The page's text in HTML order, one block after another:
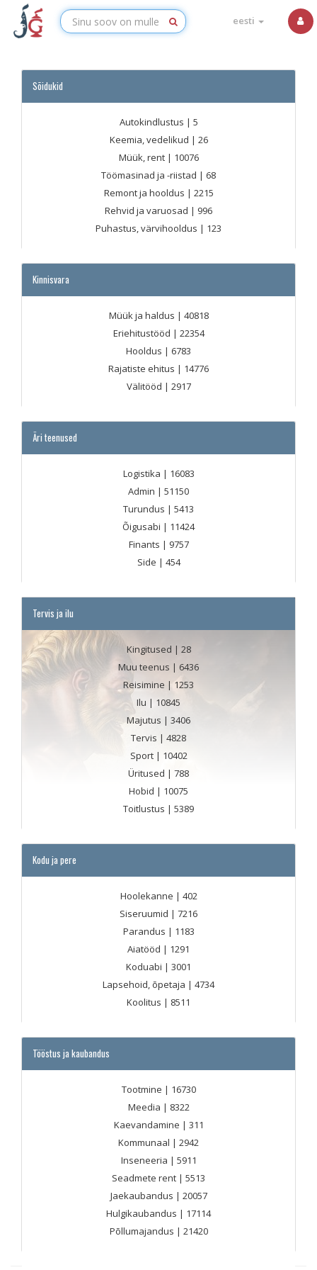
eesti
Sõidukid
Autokindlustus | 5
Keemia, vedelikud | 26
Müük, rent | 10076
Töömasinad ja -riistad | 68
Remont ja hooldus | 2215
Rehvid ja varuosad | 996
Puhastus, värvihooldus | 123
Kinnisvara
Müük ja haldus | 40818
Eriehitustööd | 22354
Hooldus | 6783
Rajatiste ehitus | 14776
Välitööd | 2917
Äri teenused
Logistika | 16083
Admin | 51150
Turundus | 5413
Õigusabi | 11424
Finants | 9757
Side | 454
Tervis ja ilu
Kingitused | 28
Muu teenus | 6436
Reisimine | 1253
Ilu | 10845
Majutus | 3406
Tervis | 4828
Sport | 10402
Üritused | 788
Hobid | 10075
Toitlustus | 5389
Kodu ja pere
Hoolekanne | 402
Siseruumid | 7216
Parandus | 1183
Aiatööd | 1291
Koduabi | 3001
Lapsehoid, õpetaja | 4734
Koolitus | 8511
Tööstus ja kaubandus
Tootmine | 16730
Meedia | 8322
Kaevandamine | 311
Kommunaal | 2942
Inseneeria | 5911
Seadmete rent | 5513
Jaekaubandus | 20057
Hulgikaubandus | 17114
Põllumajandus | 21420